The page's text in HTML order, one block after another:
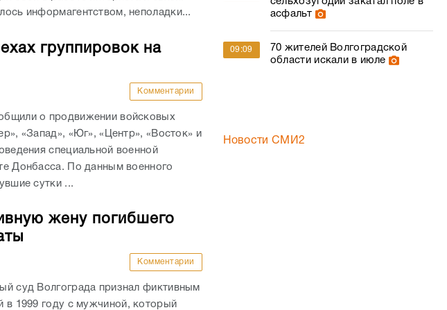
информагентством, неполадки...
группировок на
Комментарии
о продвижении войсковых
«Запад», «Юг», «Центр», «Восток» и
специальной военной
Донбасса. По данным военного
сутки ...
жену погибшего
Комментарии
суд Волгограда признал фиктивным
в 1999 году с мужчиной, который
асфальт
09:09
70 жителей Волгоградской
области искали в июле
Новости СМИ2